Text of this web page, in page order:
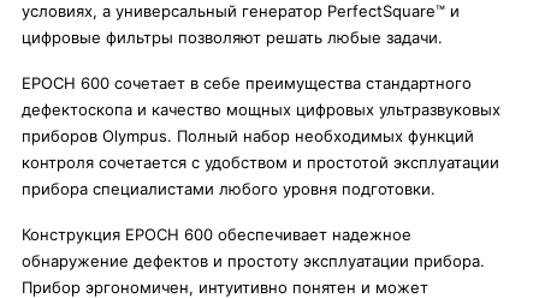
условиях, а универсальный генератор PerfectSquare™ и
цифровые фильтры позволяют решать любые задачи.
EPOCH 600 сочетает в себе преимущества стандартного
дефектоскопа и качество мощных цифровых ультразвуковых
приборов Olympus. Полный набор необходимых функций
контроля сочетается с удобством и простотой эксплуатации
прибора специалистами любого уровня подготовки.
Конструкция EPOCH 600 обеспечивает надежное
обнаружение дефектов и простоту эксплуатации прибора.
Прибор эргономичен, интуитивно понятен и может